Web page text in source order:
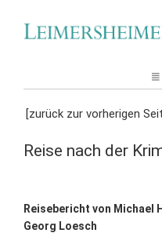
[zurück zur vorherigen
Reise nach der
Reisebericht von Michael
Georg Loesch